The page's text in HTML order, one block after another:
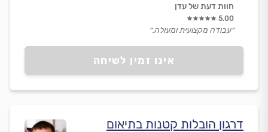
אינו זמין לשיחה
חוות דעת של עדן
5.00
״עבודה מקצועית ומעולה.״
דרגון הובלות קטנות בתיאום